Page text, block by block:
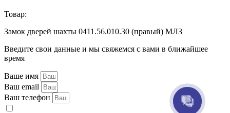
Товар:
Замок дверей шахты 0411.56.010.30 (правый) МЛЗ
Введите свои данные и мы свяжемся с вами в ближайшее
время
Ваше имя
Ваш email
Ваш телефон